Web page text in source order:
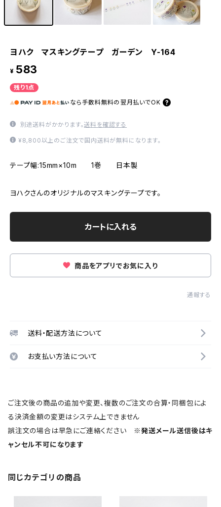
ヨハク マスキングテープ ガーデン Y-164
¥ 583
残り1点
なら 手数料無料の 翌月払いでOK
別途送料がかかります。送料を確認する
¥8,800以上のご注文で国内送料が無料になります。
テープ幅:15mm×10m 1巻 日本製
ヨハクさんのオリジナルのマスキングテープです。
カートに入れる
商品をアプリでお気に入り
通報する
送料・配送方法について
お支払い方法について
ご注文後の商品の追加や変更、複数のご注文の合算・同梱包によ
る決済金額の変更はシステム上できません
誤注文の場合は早急にご連絡ください ※発送メール送信後はキ
ャンセル不可になります
同じカテゴリの商品